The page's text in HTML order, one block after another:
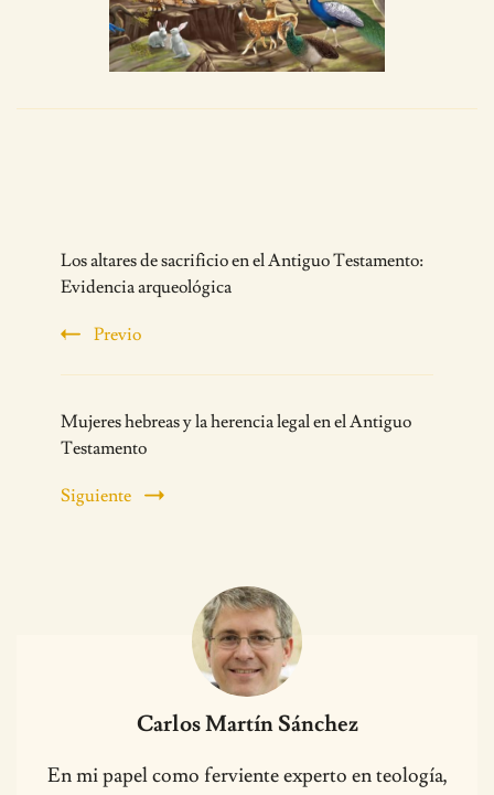
Navigation
Los altares de sacrificio en el Antiguo Testamento:
Evidencia arqueológica
Previo
Mujeres hebreas y la herencia legal en el Antiguo
Testamento
Siguiente
Carlos Martín Sánchez
En mi papel como ferviente experto en teología,